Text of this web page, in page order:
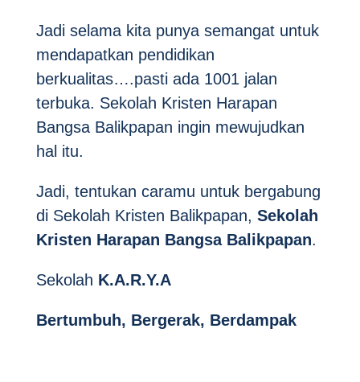
Jadi selama kita punya semangat untuk
mendapatkan pendidikan
berkualitas….pasti ada 1001 jalan
terbuka. Sekolah Kristen Harapan
Bangsa Balikpapan ingin mewujudkan
hal itu.
Jadi, tentukan caramu untuk bergabung
di Sekolah Kristen Balikpapan, Sekolah
Kristen Harapan Bangsa Balikpapan.
Sekolah K.A.R.Y.A
Bertumbuh, Bergerak, Berdampak